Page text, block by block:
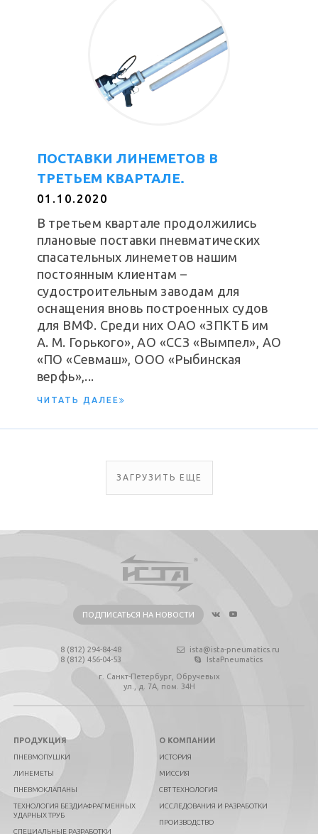
ПОСТАВКИ ЛИНЕМЕТОВ В
ТРЕТЬЕМ КВАРТАЛЕ.
01.10.2020
В третьем квартале продолжились
плановые поставки пневматических
спасательных линеметов нашим
постоянным клиентам –
судостроительным заводам для
оснащения вновь построенных судов
для ВМФ. Среди них ОАО «ЗПКТБ им
А. М. Горького», АО «ССЗ «Вымпел», АО
«ПО «Севмаш», ООО «Рыбинская
верфь»,...
ЧИТАТЬ ДАЛЕЕ
ЗАГРУЗИТЬ ЕЩЕ
ПОДПИСАТЬСЯ НА НОВОСТИ
8 (812) 294-84-48
8 (812) 456-04-53
ista@ista-pneumatics.ru
IstaPneumatics
г. Санкт-Петербург, Обручевых
ул., д. 7А, пом. 34Н
ПРОДУКЦИЯ
ПНЕВМОПУШКИ
ЛИНЕМЕТЫ
ПНЕВМОКЛАПАНЫ
ТЕХНОЛОГИЯ БЕЗДИАФРАГМЕННЫХ
УДАРНЫХ ТРУБ
СПЕЦИАЛЬНЫЕ РАЗРАБОТКИ
О КОМПАНИИ
ИСТОРИЯ
МИССИЯ
СВТ ТЕХНОЛОГИЯ
ИССЛЕДОВАНИЯ И РАЗРАБОТКИ
ПРОИЗВОДСТВО